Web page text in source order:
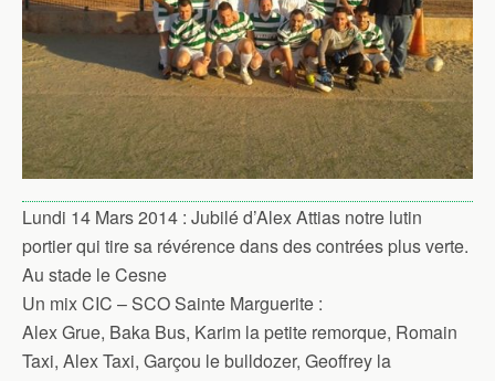
Lundi 14 Mars 2014 : Jubilé d’Alex Attias notre lutin
portier qui tire sa révérence dans des contrées plus verte.
Au stade le Cesne
Un mix CIC – SCO Sainte Marguerite :
Alex Grue, Baka Bus, Karim la petite remorque, Romain
Taxi, Alex Taxi, Garçou le bulldozer, Geoffrey la